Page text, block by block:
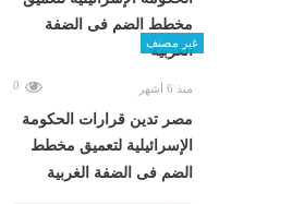
غير مصنف
منذ 6 أشهر 0
مصر تدين قرارات الحكومة
الإسرائيلية لتعميق مخطط
الضم فى الضفة الغربية